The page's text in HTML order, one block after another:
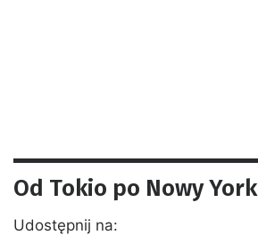
Od Tokio po Nowy York
Udostępnij na: